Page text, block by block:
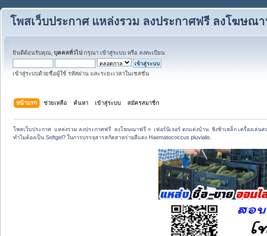
โพสเว็บประกาศ แหล่งรวม ลงประกาศฟรี ลงโฆษณ
ยินดีต้อนรับคุณ, บุคคลทั่วไป กรุณา เข้าสู่ระบบ หรือ ลงทะเบียน
เข้าสู่ระบบด้วยชื่อผู้ใช้ รหัสผ่าน และระยะเวลาในเซสชั่น
หน้าแรก ช่วยเหลือ ค้นหา เข้าสู่ระบบ สมัครสมาชิก
โพสเว็บประกาศ  แหล่งรวม ลงประกาศฟรี  ลงโฆษณาฟรี » เฟอร์นิเจอร์ ตกแต่งบ้าน  ชิงช้าเหล็ก เครื่องเล่นส
ทำไมต้องเป็น Softgel? ในการบรรจุสารสกัดสาหร่ายสีแดง Haematococcus pluvialis.